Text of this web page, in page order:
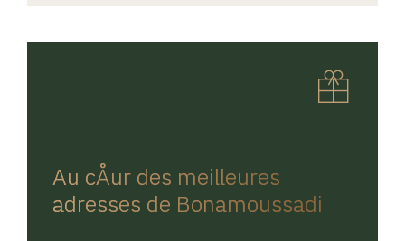
Au cÅur des meilleures
adresses de Bonamoussadi